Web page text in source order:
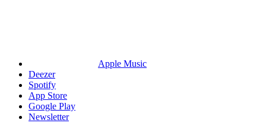
Apple Music
Deezer
Spotify
App Store
Google Play
Newsletter